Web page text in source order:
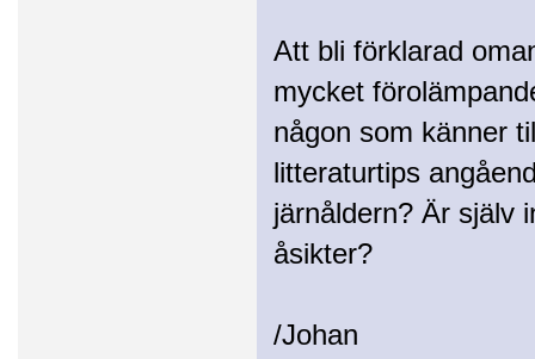
Att bli förklarad
mycket
någon som känner
litteraturtips
järnåldern? Är själv
åsikter?
/Johan